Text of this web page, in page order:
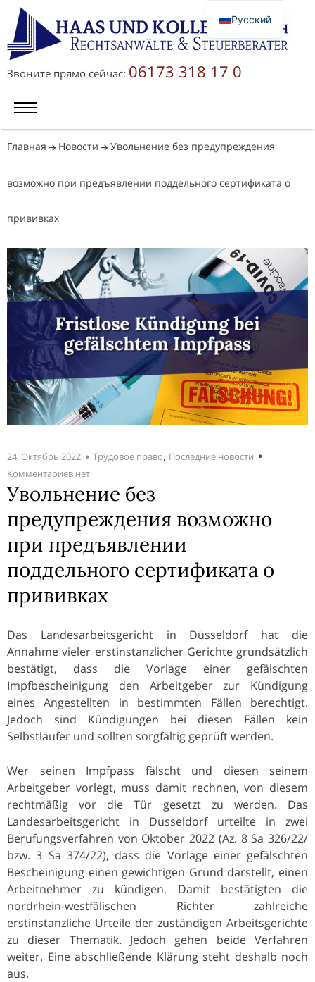
Звоните прямо сейчас: 06173 318 17 0
Главная Новости Увольнение без предупреждения
возможно при предъявлении поддельного сертификата о
прививках
24. Октябрь 2022 Трудовое право, Последние новости
Комментариев нет
Увольнение без
предупреждения возможно
при предъявлении
поддельного сертификата о
прививках
Das Landesarbeitsgericht in Düsseldorf hat die
Annahme vieler erstinstanzlicher Gerichte grundsätzlich
bestätigt, dass die Vorlage einer gefälschten
Impfbescheinigung den Arbeitgeber zur Kündigung
eines Angestellten in bestimmten Fällen berechtigt.
Jedoch sind Kündigungen bei diesen Fällen kein
Selbstläufer und sollten sorgfältig geprüft werden.
Wer seinen Impfpass fälscht und diesen seinem
Arbeitgeber vorlegt, muss damit rechnen, von diesem
rechtmäßig vor die Tür gesetzt zu werden. Das
Landesarbeitsgericht in Düsseldorf urteilte in zwei
Berufungsverfahren von Oktober 2022 (Az. 8 Sa 326/22/
bzw. 3 Sa 374/22), dass die Vorlage einer gefälschten
Bescheinigung einen gewichtigen Grund darstellt, einen
Arbeitnehmer zu kündigen. Damit bestätigten die
nordrhein-westfälischen Richter zahlreiche
erstinstanzliche Urteile der zuständigen Arbeitsgerichte
zu dieser Thematik. Jedoch gehen beide Verfahren
weiter. Eine abschließende Klärung steht deshalb noch
aus.
Русский
Deutsch
English
简体中文